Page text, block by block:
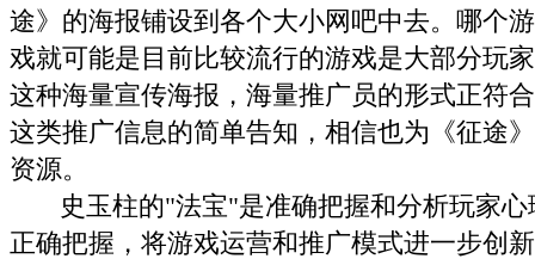
途》的海报铺设到各个大小网吧中去。哪个
戏就可能是目前比较流行的游戏是大部分玩
这种海量宣传海报，海量推广员的形式正符
这类推广信息的简单告知，相信也为《征途
资源。
史玉柱的"法宝"是准确把握和分析玩家心
正确把握，将游戏运营和推广模式进一步创